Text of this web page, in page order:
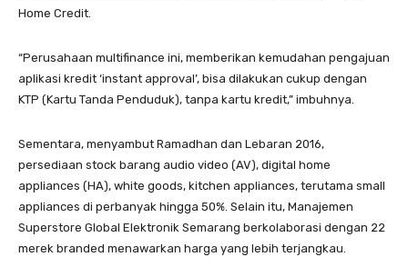
Home Credit.
“Perusahaan multifinance ini, memberikan kemudahan pengajuan
aplikasi kredit ‘instant approval’, bisa dilakukan cukup dengan
KTP (Kartu Tanda Penduduk), tanpa kartu kredit,” imbuhnya.
Sementara, menyambut Ramadhan dan Lebaran 2016,
persediaan stock barang audio video (AV), digital home
appliances (HA), white goods, kitchen appliances, terutama small
appliances di perbanyak hingga 50%. Selain itu, Manajemen
Superstore Global Elektronik Semarang berkolaborasi dengan 22
merek branded menawarkan harga yang lebih terjangkau.